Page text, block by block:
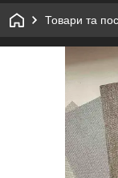
Товари та